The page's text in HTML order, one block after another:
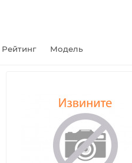
Рейтинг Модель